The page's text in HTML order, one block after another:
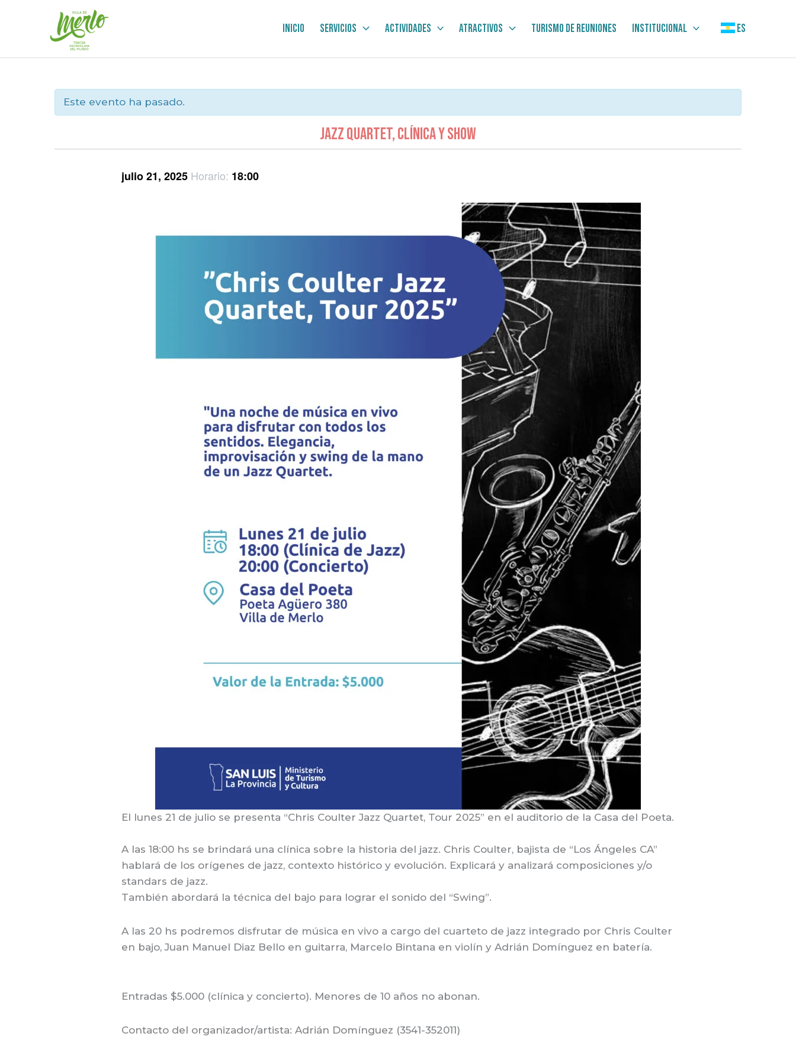
contenido
Inicio Servicios Actividades Atractivos Turismo de Reuniones Institucional ES
Este evento ha pasado.
Jazz Quartet, Clínica y Show
julio 21, 2025 Horario: 18:00
El lunes 21 de julio se presenta “Chris Coulter Jazz Quartet, Tour 2025” en el auditorio de la Casa del Poeta.
A las 18:00 hs se brindará una clínica sobre la historia del jazz. Chris Coulter, bajista de “Los Ángeles CA”
hablará de los orígenes de jazz, contexto histórico y evolución. Explicará y analizará composiciones y/o
standars de jazz.
También abordará la técnica del bajo para lograr el sonido del “Swing”.
A las 20 hs podremos disfrutar de música en vivo a cargo del cuarteto de jazz integrado por Chris Coulter
en bajo, Juan Manuel Diaz Bello en guitarra, Marcelo Bintana en violín y Adrián Domínguez en batería.
Entradas $5.000 (clínica y concierto). Menores de 10 años no abonan.
Contacto del organizador/artista: Adrián Domínguez (3541-352011)